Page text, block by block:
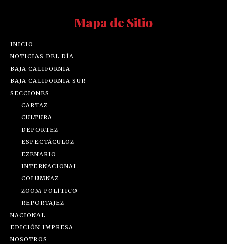
Mapa de Sitio
INICIO
NOTICIAS DEL DÍA
BAJA CALIFORNIA
BAJA CALIFORNIA SUR
SECCIONES
CARTAZ
CULTURA
DEPORTEZ
ESPECTÁCULOZ
EZENARIO
INTERNACIONAL
COLUMNAZ
ZOOM POLÍTICO
REPORTAJEZ
NACIONAL
EDICIÓN IMPRESA
NOSOTROS